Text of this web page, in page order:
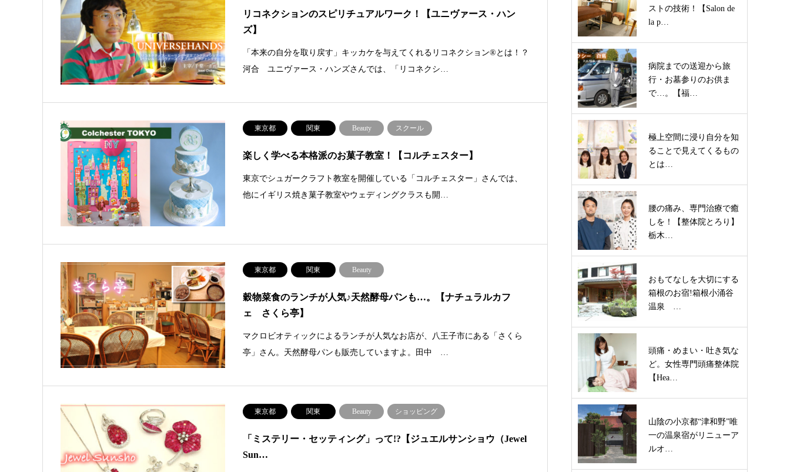
リコネクションのスピリチュアルワーク！【ユニヴァース・ハン
ズ】
「本来の自分を取り戻す」キッカケを与えてくれるリコネクション®とは！？
河合 ユニヴァース・ハンズさんでは、「リコネクシ…
東京都 関東 Beauty スクール
楽しく学べる本格派のお菓子教室！【コルチェスター】
東京でシュガークラフト教室を開催している「コルチェスター」さんでは、
他にイギリス焼き菓子教室やウェディングクラスも開…
東京都 関東 Beauty
穀物菜食のランチが人気♪天然酵母パンも…。【ナチュラルカフ
ェ さくら亭】
マクロビオティックによるランチが人気なお店が、八王子市にある「さくら
亭」さん。天然酵母パンも販売していますよ。田中 …
東京都 関東 Beauty ショッピング
「ミステリー・セッティング」って!?【ジュエルサンショウ（Jewel
Sun…
ストの技術！【Salon de
la p…
病院までの送迎から旅
行・お墓参りのお供ま
で…。【福…
極上空間に浸り自分を知
ることで見えてくるもの
とは…
腰の痛み、専門治療で癒
しを！【整体院とろり】
栃木…
おもてなしを大切にする
箱根のお宿!箱根小涌谷
温泉 …
頭痛・めまい・吐き気な
ど。女性専門頭痛整体院
【Hea…
山陰の小京都“津和野”唯
一の温泉宿がリニューア
ルオ…